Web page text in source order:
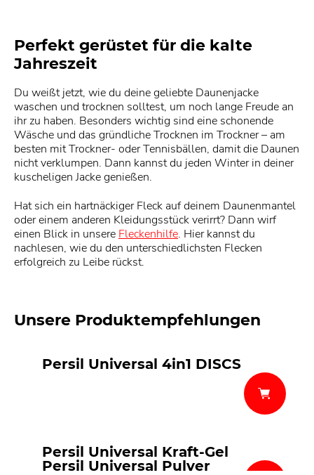
Perfekt gerüstet für die kalte
Jahreszeit
Du weißt jetzt, wie du deine geliebte Daunenjacke
waschen und trocknen solltest, um noch lange Freude an
ihr zu haben. Besonders wichtig sind eine schonende
Wäsche und das gründliche Trocknen im Trockner – am
besten mit Trockner- oder Tennisbällen, damit die Daunen
nicht verklumpen. Dann kannst du jeden Winter in deiner
kuscheligen Jacke genießen.
Hat sich ein hartnäckiger Fleck auf deinem Daunenmantel
oder einem anderen Kleidungsstück verirrt? Dann wirf
einen Blick in unsere Fleckenhilfe. Hier kannst du
nachlesen, wie du den unterschiedlichsten Flecken
erfolgreich zu Leibe rückst.
Unsere Produktempfehlungen
Persil Universal 4in1 DISCS
Persil Universal Kraft-Gel
Persil Universal Pulver